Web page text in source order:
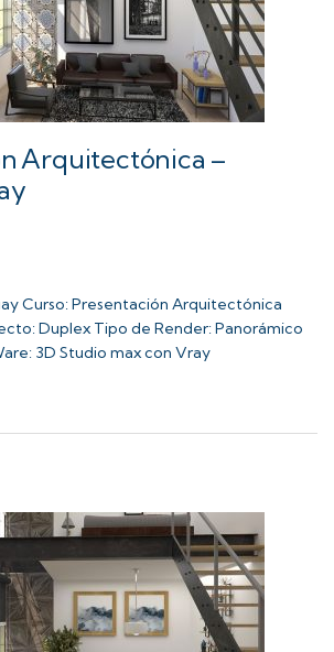
Arquitectónica –
Curso: Presentación Arquitectónica
Duplex Tipo de Render: Panorámico
3D Studio max con Vray